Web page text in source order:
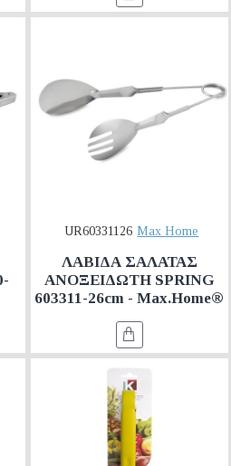
UR60331126 Max Home
ΛΑΒΙΔΑ ΣΑΛΑΤΑΣ
ΑΝΟΞΕΙΔΩΤΗ SPRING
603311-26cm - Max.Home®